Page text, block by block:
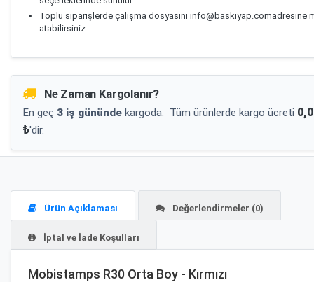
Toplu siparişlerde çalışma dosyasını info@baskiyap.comadresine
atabilirsiniz
Ne Zaman Kargolanır?
En geç 3 iş gününde kargoda. Tüm ürünlerde kargo ücreti
₺'dir.
Ürün Açıklaması Değerlendirmeler (0)
İptal ve İade Koşulları
Mobistamps R30 Orta Boy - Kırmızı